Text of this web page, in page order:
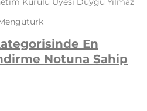
En
Notuna Sahip